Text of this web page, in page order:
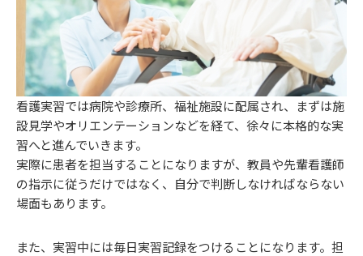
看護実習では病院や診療所、福祉施設に配属され、まずは施
設見学やオリエンテーションなどを経て、徐々に本格的な実
習へと進んでいきます。
実際に患者を担当することになりますが、教員や先輩看護師
の指示に従うだけではなく、自分で判断しなければならない
場面もあります。
また、実習中には毎日実習記録をつけることになります。担